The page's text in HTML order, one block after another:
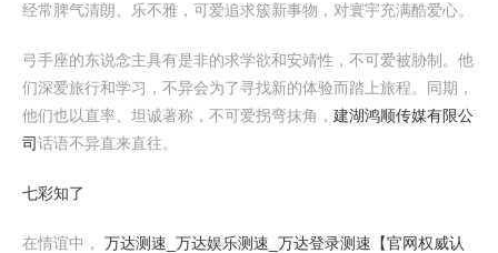
经常脾气清朗、乐不雅，可爱追求簇新事物，对寰宇充满酷爱心。
弓手座的东说念主具有是非的求学欲和安靖性，不可爱被胁制。他
们深爱旅行和学习，不异会为了寻找新的体验而踏上旅程。同期，
他们也以直率、坦诚著称，不可爱拐弯抹角， 建湖鸿顺传媒有限公
司话语不异直来直往。
七彩知了
在情谊中， 万达测速_万达娱乐测速_万达登录测速【官网权威认